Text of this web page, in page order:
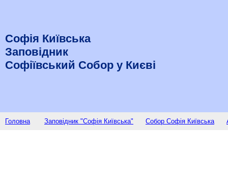
Софія Київська
Заповідник
Софіївський Собор у Києві
Головна Заповідник "Софія Київська" Собор Софія Київська